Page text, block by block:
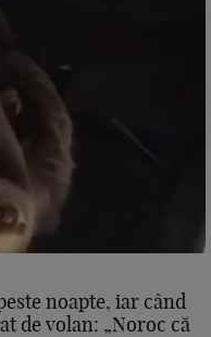
noapte, iar când
de volan: „Noroc că